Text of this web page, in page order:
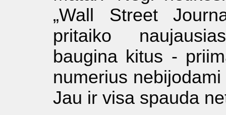
„Wall Street
pritaiko
baugina kitus -
numerius
Jau ir visa spauda